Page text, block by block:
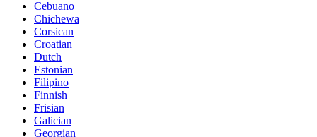
Cebuano
Chichewa
Corsican
Croatian
Dutch
Estonian
Filipino
Finnish
Frisian
Galician
Georgian